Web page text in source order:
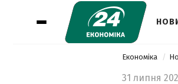
Економіка
31 липня